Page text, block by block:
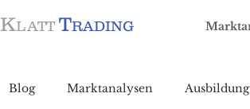
KLATT TRADING
Blog Marktanalysen Ausbildung